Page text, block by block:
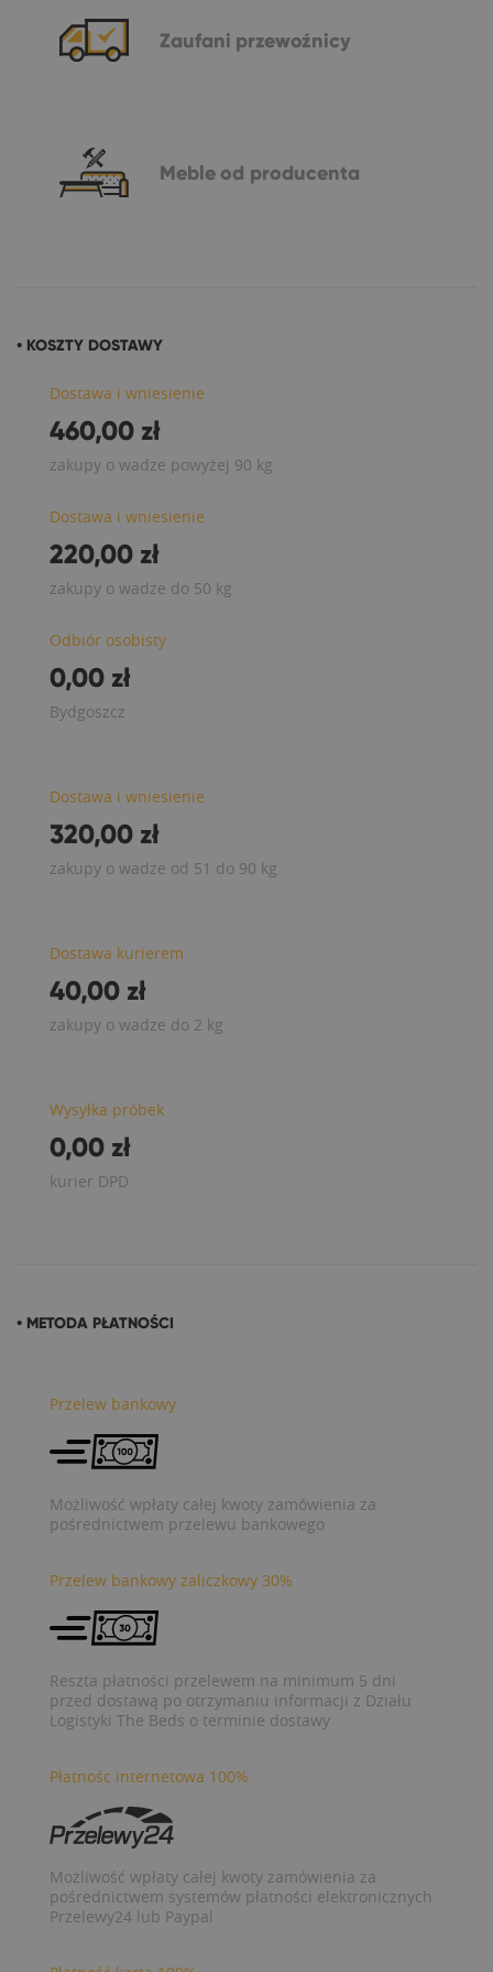
Zaufani przewoźnicy
Meble od producenta
• KOSZTY DOSTAWY
Dostawa i wniesienie
460,00 zł
zakupy o wadze powyżej 90 kg
Dostawa i wniesienie
220,00 zł
zakupy o wadze do 50 kg
Odbiór osobisty
0,00 zł
Bydgoszcz
Dostawa i wniesienie
320,00 zł
zakupy o wadze od 51 do 90 kg
Dostawa kurierem
40,00 zł
zakupy o wadze do 2 kg
Wysyłka próbek
0,00 zł
kurier DPD
• METODA PŁATNOŚCI
Przelew bankowy
Możliwość wpłaty całej kwoty zamówienia za
pośrednictwem przelewu bankowego
Przelew bankowy zaliczkowy 30%
Reszta płatności przelewem na minimum 5 dni
przed dostawą po otrzymaniu informacji z Działu
Logistyki The Beds o terminie dostawy
Płatnośc internetowa 100%
Możliwość wpłaty całej kwoty zamówienia za
pośrednictwem systemów płatności elektronicznych
Przelewy24 lub Paypal